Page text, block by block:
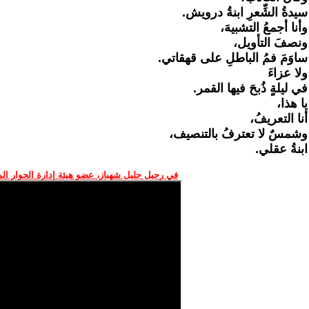
سيدةُ الشِّعرِ ابنةُ درويش.
وأنا أجمعُ التشبيهَ،
ونصفَ التأويل،
ساوَمَ فمُ الباطلِ على قهقاتي.
ولا عزاءَ
في ليلةٍ ذُبحَ فيها القمر.
يا هذا،
أنا التعريفُ،
وشمسٌ لا تعترفُ بالتنصيف،
ابنةُ عقلي.
في رحيل جليل شهباز، عضو هيئة إدارة الحوار